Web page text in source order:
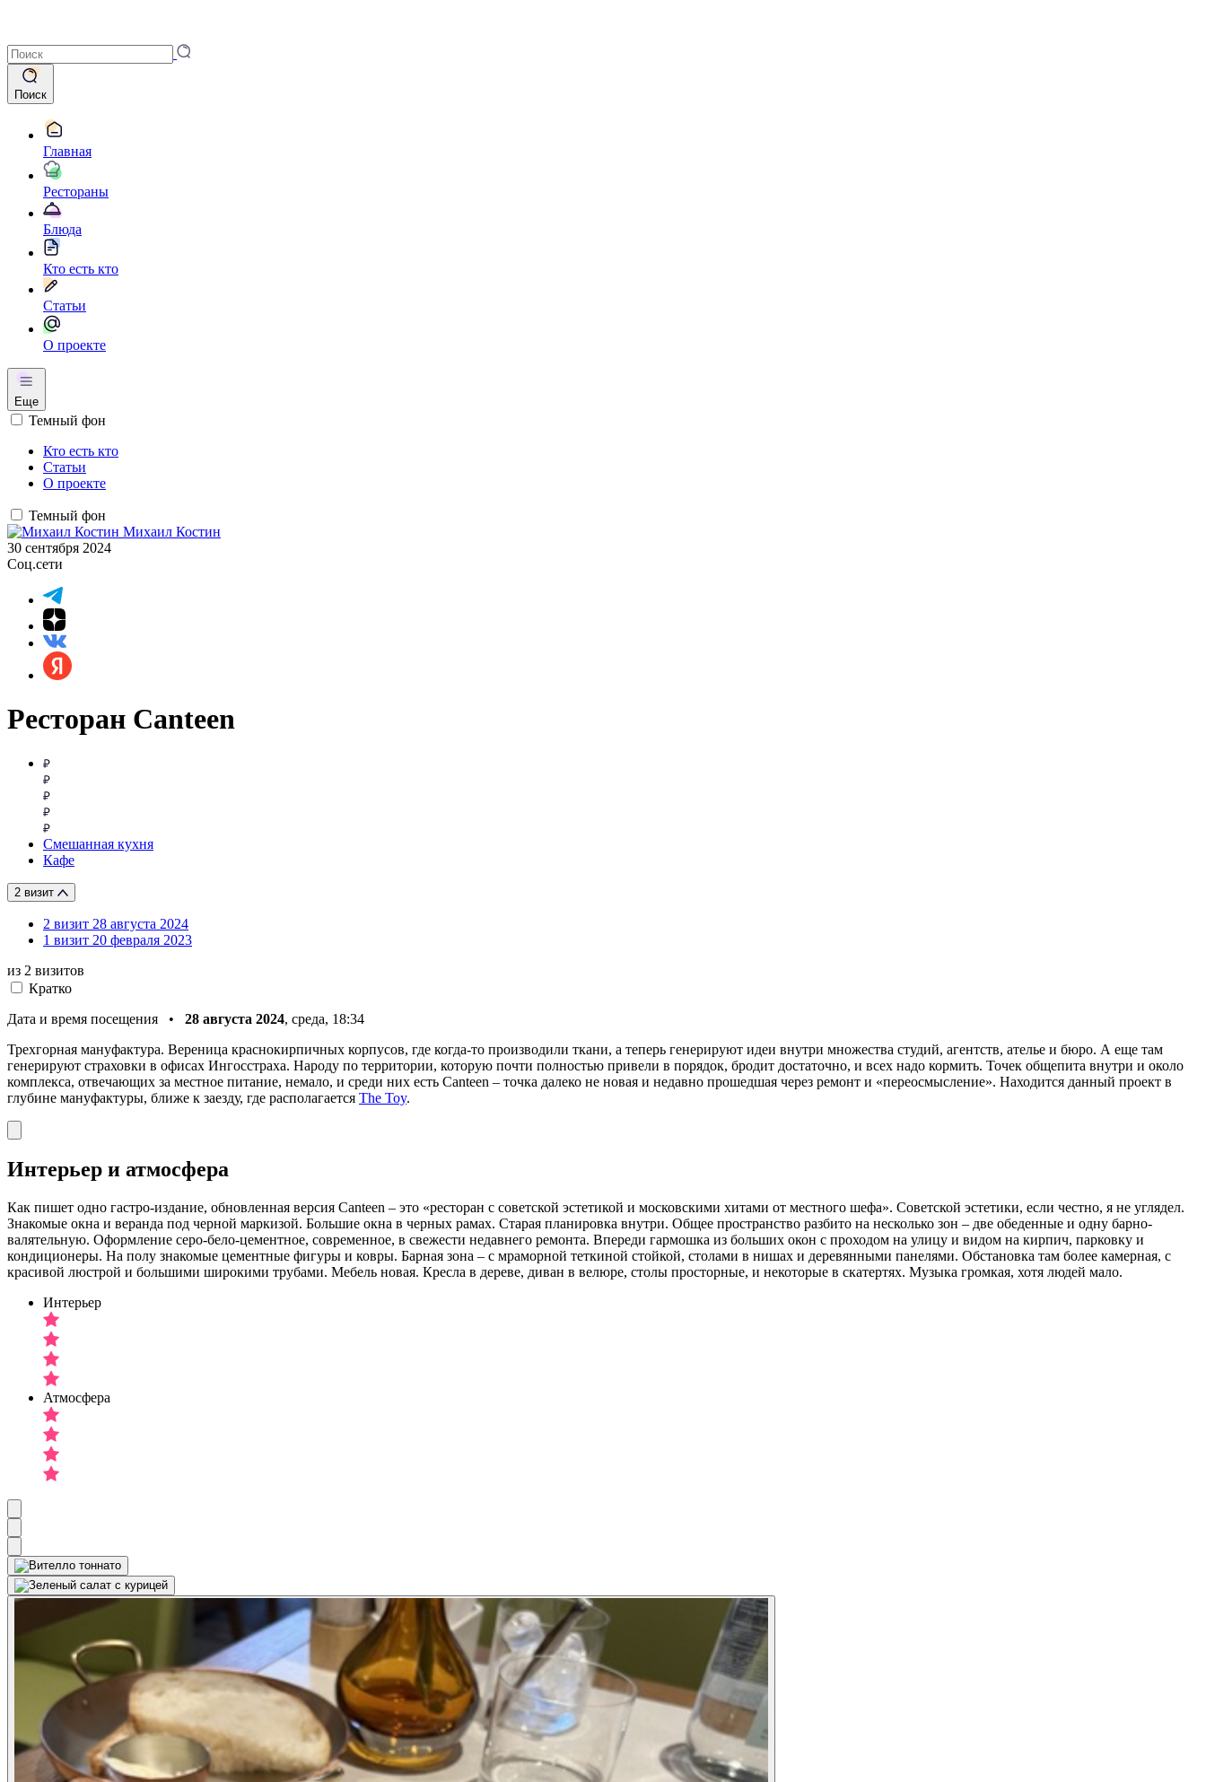
Поиск
Главная
Рестораны
Блюда
Кто есть кто
Статьи
О проекте
Еще
Темный фон
Кто есть кто
Статьи
О проекте
Темный фон
Михаил Костин
30 сентября 2024
Соц.сети
Ресторан Canteen
Смешанная кухня
Кафе
2 визит
2 визит 28 августа 2024
1 визит 20 февраля 2023
из 2 визитов
Кратко
Дата и время посещения • 28 августа 2024, среда, 18:34
Трехгорная мануфактура. Вереница краснокирпичных корпусов, где когда-то производили ткани, а теперь генерируют идеи внутри множества студий, агентств, ателье и бюро. А еще там
генерируют страховки в офисах Ингосстраха. Народу по территории, которую почти полностью привели в порядок, бродит достаточно, и всех надо кормить. Точек общепита внутри и около
комплекса, отвечающих за местное питание, немало, и среди них есть Canteen – точка далеко не новая и недавно прошедшая через ремонт и «переосмысление». Находится данный проект в
глубине мануфактуры, ближе к заезду, где располагается The Toy.
Интерьер и атмосфера
Как пишет одно гастро-издание, обновленная версия Canteen – это «ресторан с советской эстетикой и московскими хитами от местного шефа». Советской эстетики, если честно, я не углядел.
Знакомые окна и веранда под черной маркизой. Большие окна в черных рамах. Старая планировка внутри. Общее пространство разбито на несколько зон – две обеденные и одну барно-
валятельную. Оформление серо-бело-цементное, современное, в свежести недавнего ремонта. Впереди гармошка из больших окон с проходом на улицу и видом на кирпич, парковку и
кондиционеры. На полу знакомые цементные фигуры и ковры. Барная зона – с мраморной теткиной стойкой, столами в нишах и деревянными панелями. Обстановка там более камерная, с
красивой люстрой и большими широкими трубами. Мебель новая. Кресла в дереве, диван в велюре, столы просторные, и некоторые в скатертях. Музыка громкая, хотя людей мало.
Интерьер
Атмосфера